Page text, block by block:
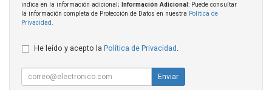
indica en la información adicional;
Información Adicional : Puede consultar
la información completa de Protección de Datos en nuestra Política de
Privacidad
He leído y acepto la Política de Privacidad
Enviar